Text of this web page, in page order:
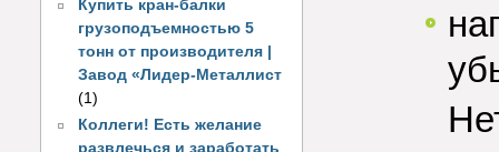
Купить кран-балки
грузоподъемностью 5
тонн от производителя |
Завод «Лидер-Металлист
(1)
Коллеги! Есть желание
развлечься и заработать